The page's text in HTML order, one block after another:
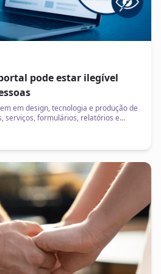
pode estar ilegível
em design, tecnologia e produção de
serviços, formulários, relatórios e
tecnologia ou experiência do